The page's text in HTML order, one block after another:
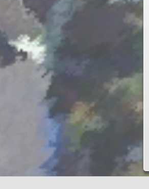
est fermé le samedi matin.
est assurée par le maire, sur rendez-
vous.